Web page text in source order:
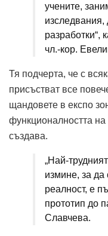
учените,
изследвания,
разработки“,
чл.-кор.
Тя подчерта, че с
присъстват все
щандовете в експо
функционалността на
създава.
„Най-
измине, за да
реалност, е
прототип до
Славчева.